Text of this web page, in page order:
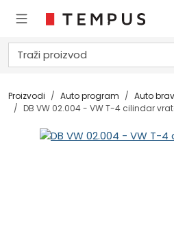
Proizvodi Auto program
Auto
DB VW 02.004 - VW T-4 cilindar